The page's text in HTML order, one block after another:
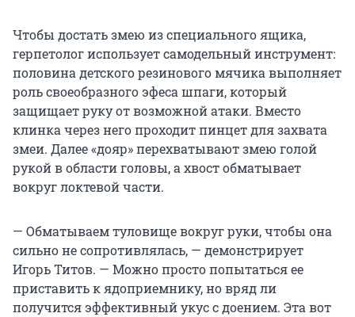
Чтобы достать змею из специального ящика,
герпетолог использует самодельный инструмент:
половина детского резинового мячика выполняет
роль своеобразного эфеса шпаги, который
защищает руку от возможной атаки. Вместо
клинка через него проходит пинцет для захвата
змеи. Далее «дояр» перехватывают змею голой
рукой в области головы, а хвост обматывает
вокруг локтевой части.
— Обматываем туловище вокруг руки, чтобы она
сильно не сопротивлялась, — демонстрирует
Игорь Титов. — Можно просто попытаться ее
приставить к ядоприемнику, но вряд ли
получится эффективный укус с доением. Эта вот